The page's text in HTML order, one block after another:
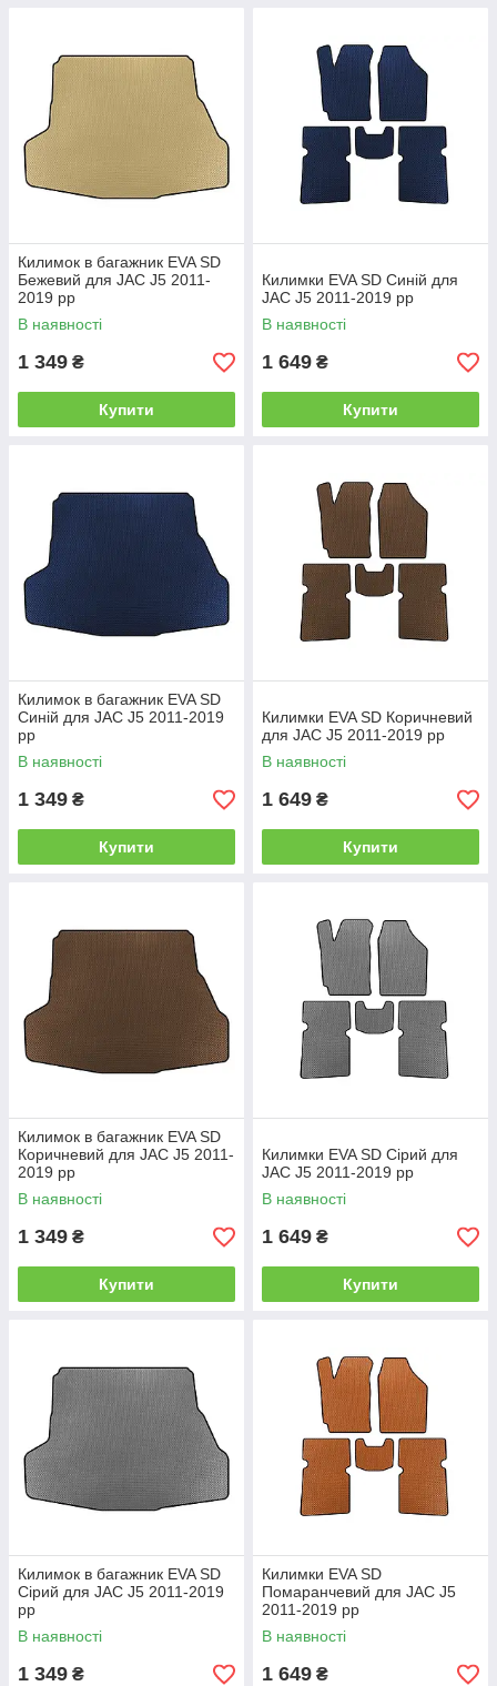
Килимок в багажник EVA SD
Бежевий для JAC J5 2011-
2019 рр
В наявності
1 349 ₴
Купити
Килимки EVA SD Синій для
JAC J5 2011-2019 рр
В наявності
1 649 ₴
Купити
Килимок в багажник EVA SD
Синій для JAC J5 2011-2019
рр
В наявності
1 349 ₴
Купити
Килимки EVA SD Коричневий
для JAC J5 2011-2019 рр
В наявності
1 649 ₴
Купити
Килимок в багажник EVA SD
Коричневий для JAC J5 2011-
2019 рр
В наявності
1 349 ₴
Купити
Килимки EVA SD Сірий для
JAC J5 2011-2019 рр
В наявності
1 649 ₴
Купити
Килимок в багажник EVA SD
Сірий для JAC J5 2011-2019
рр
В наявності
1 349 ₴
Килимки EVA SD
Помаранчевий для JAC J5
2011-2019 рр
В наявності
1 649 ₴